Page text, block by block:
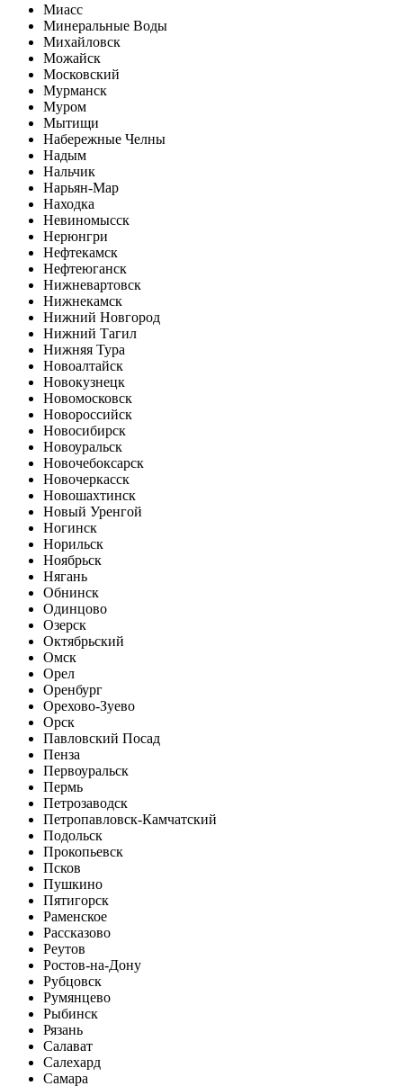
Миасс
Минеральные Воды
Михайловск
Можайск
Московский
Мурманск
Муром
Мытищи
Набережные Челны
Надым
Нальчик
Нарьян-Мар
Находка
Невиномысск
Нерюнгри
Нефтекамск
Нефтеюганск
Нижневартовск
Нижнекамск
Нижний Новгород
Нижний Тагил
Нижняя Тура
Новоалтайск
Новокузнецк
Новомосковск
Новороссийск
Новосибирск
Новоуральск
Новочебоксарск
Новочеркасск
Новошахтинск
Новый Уренгой
Ногинск
Норильск
Ноябрьск
Нягань
Обнинск
Одинцово
Озерск
Октябрьский
Омск
Орел
Оренбург
Орехово-Зуево
Орск
Павловский Посад
Пенза
Первоуральск
Пермь
Петрозаводск
Петропавловск-Камчатский
Подольск
Прокопьевск
Псков
Пушкино
Пятигорск
Раменское
Рассказово
Реутов
Ростов-на-Дону
Рубцовск
Румянцево
Рыбинск
Рязань
Салават
Салехард
Самара